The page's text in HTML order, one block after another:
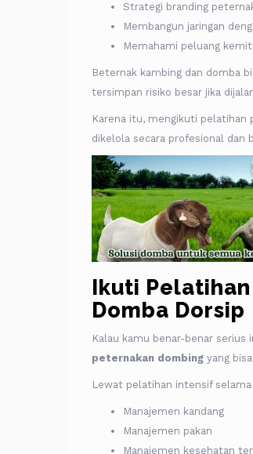
Strategi branding
Membangun jaringan
Memahami peluang
Beternak kambing dan domba
tersimpan risiko besar jika
Karena itu, mengikuti pelatihan
dikelola secara profesional dan
Ikuti Pelatihan
Domba Dorsip
Kalau kamu benar-benar serius
peternakan dombing yang
Lewat pelatihan intensif
Manajemen kandang
Manajemen pakan
Manajemen kesehatan